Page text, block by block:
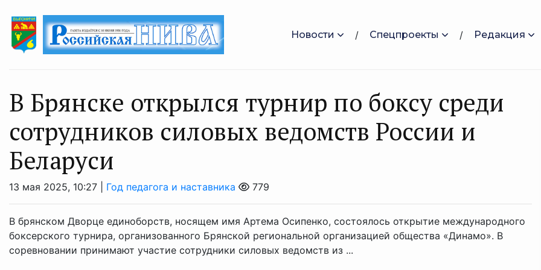
Новости Спецпроекты Редакция
В Брянске открылся турнир по боксу среди
сотрудников силовых ведомств России и
Беларуси
13 мая 2025, 10:27 | Год педагога и наставника 779
В брянском Дворце единоборств, носящем имя Артема Осипенко, состоялось открытие международного
боксерского турнира, организованного Брянской региональной организацией общества «Динамо». В
соревновании принимают участие сотрудники силовых ведомств из ...